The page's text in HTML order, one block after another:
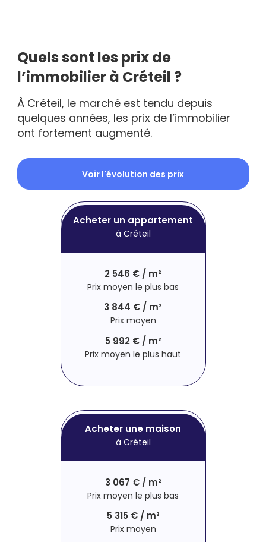
Quels sont les prix de
l’immobilier à Créteil ?
À Créteil, le marché est tendu depuis
quelques années, les prix de l’immobilier
ont fortement augmenté.
Voir l'évolution des prix
Acheter un appartement
à Créteil
2 546 € / m²
Prix moyen le plus bas
3 844 € / m²
Prix moyen
5 992 € / m²
Prix moyen le plus haut
Acheter une maison
à Créteil
3 067 € / m²
Prix moyen le plus bas
5 315 € / m²
Prix moyen